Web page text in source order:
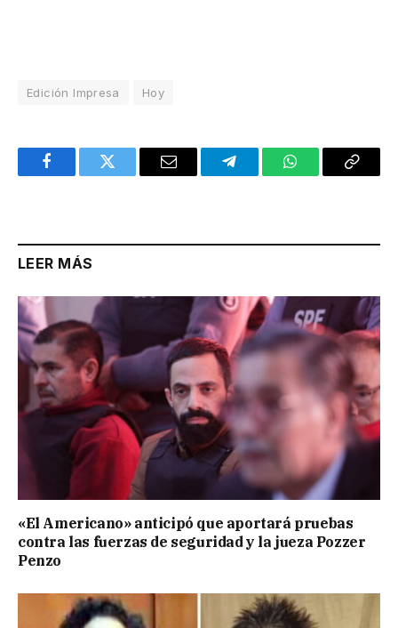
Edición Impresa Hoy
FacebookTwitter Email TelegramWhatsAppCopy
LEER MÁS
«El Americano» anticipó que aportará pruebas
contra las fuerzas de seguridad y la jueza Pozzer
Penzo